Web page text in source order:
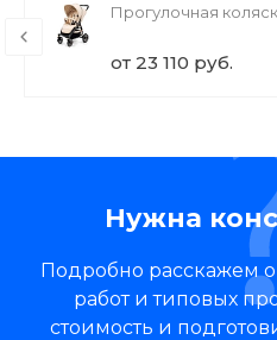
Прогулочная
от 23 110 руб.
Нужна
Подробно расскажем о
работ и типовых
стоимость и